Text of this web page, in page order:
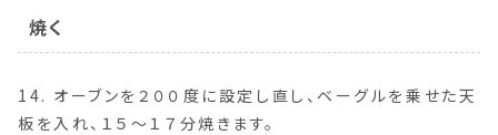
焼く
14. オーブンを２００度に設定し直し、ベーグルを乗せた天
板を入れ、１５〜１７分焼きます。